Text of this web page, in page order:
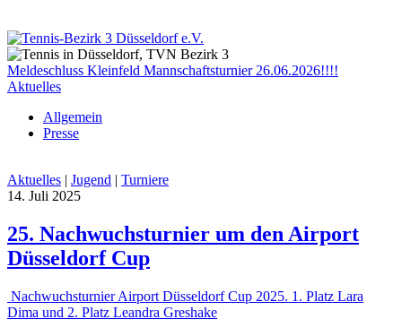
Meldeschluss Kleinfeld Mannschaftsturnier 26.06.2026!!!!
Aktuelles
Allgemein
Presse
Aktuelles | Jugend | Turniere
14. Juli 2025
25. Nachwuchsturnier um den Airport
Düsseldorf Cup
Nachwuchsturnier Airport Düsseldorf Cup 2025. 1. Platz Lara
Dima und 2. Platz Leandra Greshake